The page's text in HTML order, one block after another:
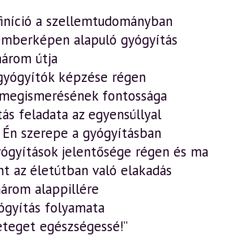
a szellemtudományban
alapuló gyógyítás
útja
képzése régen
fontossága
feladata az egyensúllyal
Én szerepe a gyógyításban
jelentősége régen és ma
az életútban való elakadás
alappillére
folyamata
egészségessé!”